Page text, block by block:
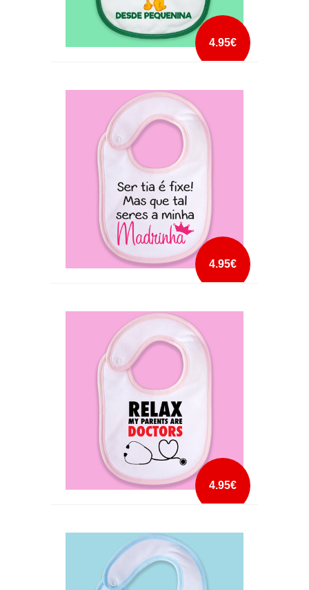
4.95€
mais info
add à lista
4.95€
mais info
add à lista
4.95€
mais info
add à lista